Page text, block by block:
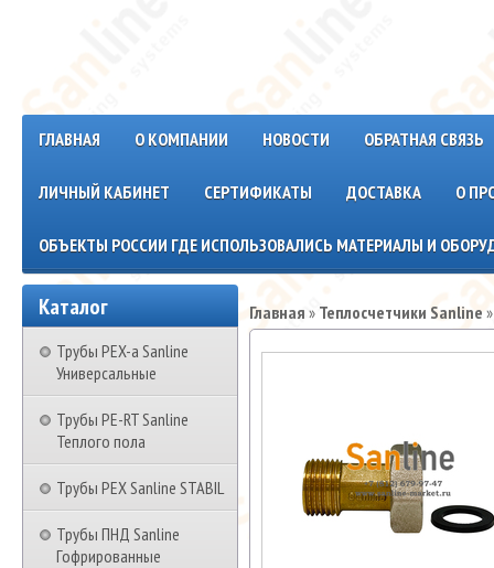
ГЛАВНАЯ О КОМПАНИИ НОВОСТИ ОБРАТНАЯ СВЯЗЬ
ЛИЧНЫЙ КАБИНЕТ СЕРТИФИКАТЫ ДОСТАВКА О
ОБЪЕКТЫ РОССИИ ГДЕ ИСПОЛЬЗОВАЛИСЬ МАТЕРИАЛЫ И
Каталог
Трубы PEX-a Sanline
Универсальные
Трубы PE-RT Sanline
Теплого пола
Трубы PEX Sanline STABIL
Трубы ПНД Sanline
Гофрированные
Главная » Теплосчетчики Sanline